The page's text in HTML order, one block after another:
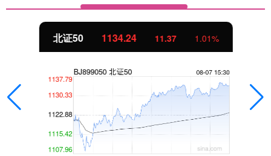
北证50 1134.24 11.37 1.01%